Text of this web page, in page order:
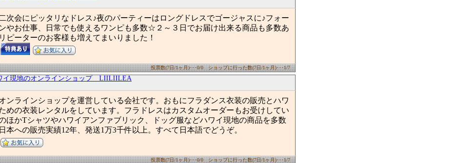
次会にピッタリなドレス♪夜のパーティーはロングドレスでゴージャスに♪フォー
やお仕事、日常でも使えるワンピも多数☆２～３日でお届け出来る商品も多数あ
ピーターのお客様も増えてまいりました！
投票数(7日/1ヶ月)･･･0/0 ショップに行った数(7日/1ヶ月)･･･1/7
イ現地のオンラインショップ LIILIILEA
ンラインショップを運営している会社です。おもにフラダンス衣装の販売とハワ
めの衣装レンタルをしています。フラドレスはカスタムオーダーもお受けしてい
ほかTシャツやハワイアンファブリック、ドッグ服などハワイ現地の商品を多数
本への販売実績12年、発送1万3千件以上。すべて日本語でどうぞ。
投票数(7日/1ヶ月)･･･0/0 ショップに行った数(7日/1ヶ月)･･･1/7